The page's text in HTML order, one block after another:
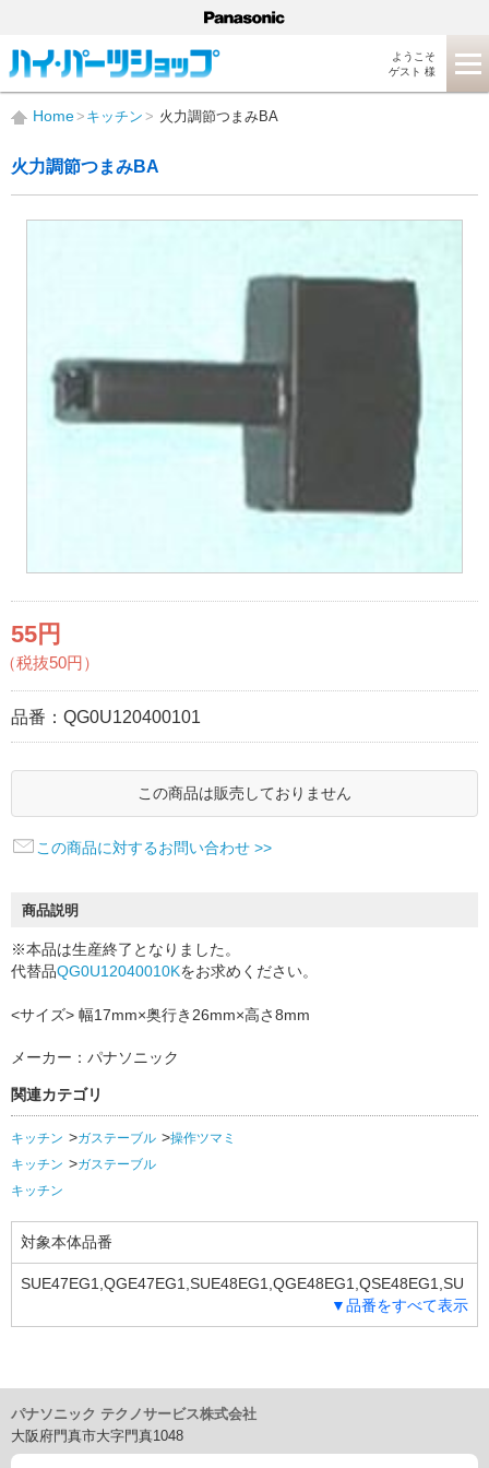
ようこそ
ゲスト 様
Home キッチン 火力調節つまみBA
火力調節つまみBA
55円
（税抜50円）
品番： QG0U120400101
この商品は販売しておりません
この商品に対するお問い合わせ >>
商品説明
※本品は生産終了となりました。
代替品QG0U12040010Kをお求めください。
<サイズ> 幅17mm×奥行き26mm×高さ8mm
メーカー：パナソニック
関連カテゴリ
キッチン ガステーブル
操作ツマミ
キッチン
ガステーブル
キッチン
対象本体品番
SUE47EG1,QGE47EG1,SUE48EG1,QGE48EG1,QSE48EG1,SU
E32E1N,QGE32E1N,QSE32E1N,QGE32E3N,QSE32E3N,QGE3
2E4N,QSE32E4N
▼品番をすべて表示
パナソニック テクノサービス株式会社
大阪府門真市大字門真1048